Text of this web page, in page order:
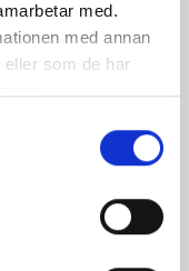
med.
med annan
som de har
laktosfria